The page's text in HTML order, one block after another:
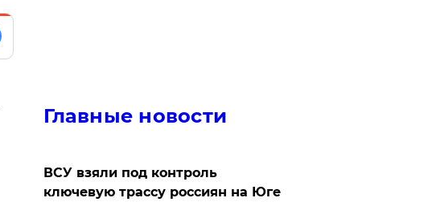
Главные новости
ВСУ взяли под контроль
ключевую трассу россиян на Юге